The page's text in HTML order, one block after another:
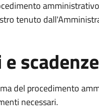
tenuto
scadenze
del procedimento
necessari.